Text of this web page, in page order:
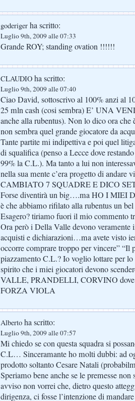
goderiger ha scritto:
Luglio 9th, 2009 alle 07:33
Grande ROY; standing ovation !!!!!!
CLAUDIO ha scritto:
Luglio 9th, 2009 alle 07:40
Ciao David, sottoscrivo al 100% anzi al
25 mln cash (cosi sembra) E’ UNA
anche alla rubentus). Non lo dico ora che
non sembra quel grande giocatore da
Tante partite mi indipettiva e poi quel
di squalifica (penso a Lecce dove
99% la C.L.). Ma tanto a lui non
nella sua mente c’era progetto di andare
CAMBIATO 7 SQUADRE E DICO
Forse diventirà un big….ma HO I MIEI
è che abbiamo rifilato alla rubentus un
Esagero? tiriamo fuori il mio commento
Ora però i Della Valle devono veramente
acquisti e dichiarazioni…ma avete visto
occorre comprare troppo per vincere” “Il
piazzamento C.L.? Io voglio lottare per lo
spirito che i miei giocatori devono
VALLE, PRANDELLI, CORVINO dove
FORZA VIOLA
Alberto ha scritto:
Luglio 9th, 2009 alle 07:57
Mi chiedo se con questa squadra si
C.L… Sinceramante ho molti dubbi: ad
prodotto soltanto Cesare Natali
Speriamo bene anche se le premesse
avviso non vorrei che, dietro questo
dirigenza, ci fosse l’intenzione di